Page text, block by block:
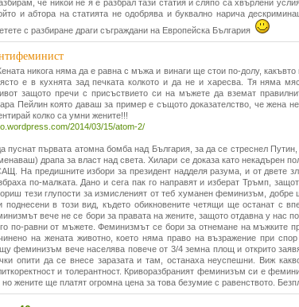
че никой не я е разбрал тази статия и сляпо са хвърлени
и абтора на статията не одобрява и буквално нарича
с разбиране драги съграждани на Европейска България
никога няма да е равна с мъжа и винаги ще стои по-долу,
е в кухнята зад печката колкото и да не и харесва. Тя няма
защото пречи с присъствието си на мъжете да вземат
Пейлин която даваш за пример е същото доказателство, че жена
колко са умни жените!!!
2014/03/15/atom-2/
пуснат първата атомна бомба над България, за да се стреснел
драпа за власт над света. Хилари се доказа като некадърен
На предишните избори за президент надделя разума, и от двете
по-малката. Дано и сега пак го направят и изберат Тръмп,
тези глупости за измисленият от теб хуманен феминизъм,
поднесени в този вид, където обикновените четящи ще останат с
вече не се бори за правата на жените, защото отдавна у нас
по-равни от мъжете. Феминизмът се бори за отнемане на мъжките
на жената животно, което няма право на възражение при
феминизъм вече населява повече от 3/4 земна площ и открито
опити да се внесе заразата и там, останаха неуспешни. Виж
и толерантност. Криворазбраният феминизъм си е
но жените ще платят огромна цена за това безумие с равенството.